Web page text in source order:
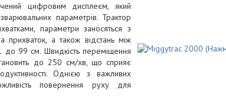
цифровим дисплеєм, який
параметрів. Трактор
параметри заносяться з
прихваток, а також відстань між
до 99 см. Швидкість переміщення
до 250 см/хв, що сприяє
Однією з важливих
повернення руху для